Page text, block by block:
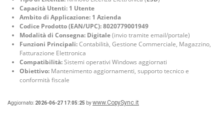
Capacità Utenti: 1 Utente
Ambito di Applicazione: 1 Azienda
Codice Prodotto (EAN/UPC):8020779001949
Modalità di Consegna: Digitale(invio tramite email/portale)
Funzioni Principali:Contabilità, Gestione Commerciale, Magazzino,
Fatturazione Elettronica
Compatibilità:Sistemi operativi Windows aggiornati
Obiettivo: Mantenimento aggiornamenti, supporto tecnico e
conformità fiscale
Aggiornato: 2026-06-27 17:05:25 bywww.CopySync.it